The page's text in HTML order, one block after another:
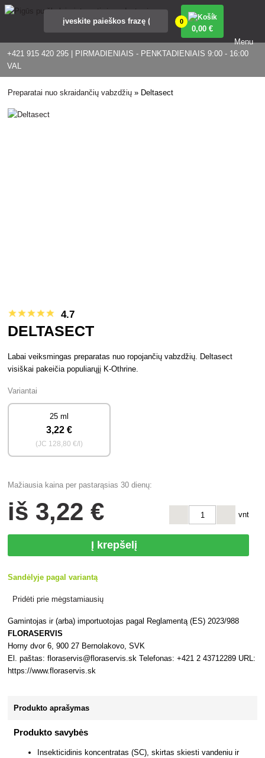
+421 915 420 295 | PIRMADIENIAIS - PENKTADIENIAIS 9:00 - 16:00
VAL
0
0,00 €
Menu
Preparatai nuo skraidančių vabzdžių » Deltasect
4.7
DELTASECT
Labai veiksmingas preparatas nuo ropojančių vabzdžių. Deltasect
visiškai pakeičia populiarųjį K-Othrine.
Variantai
25 ml
3,22 €
(JC 128,80 €/l)
Mažiausia kaina per pastarąsias 30 dienų:
iš 3,22 € vnt
Į krepšelį
Sandėlyje pagal variantą
Pridėti prie mėgstamiausių
Gamintojas ir (arba) importuotojas pagal Reglamentą (ES) 2023/988
FLORASERVIS
Horny dvor 6, 900 27 Bernolakovo, SVK
El. paštas: floraservis@floraservis.sk Telefonas: +421 2 43712289 URL:
https://www.floraservis.sk
Produkto aprašymas
Produkto savybės
Insekticidinis koncentratas (SC), skirtas skiesti vandeniu ir